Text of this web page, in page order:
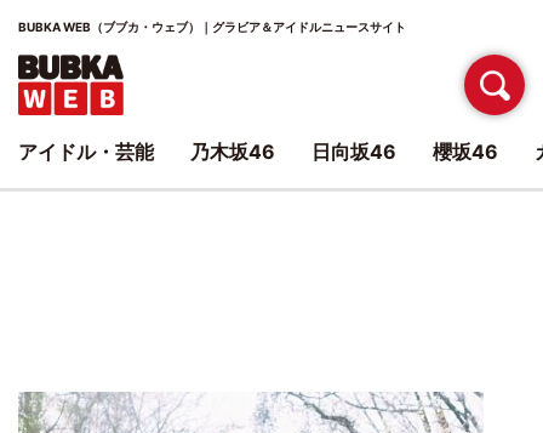
BUBKA WEB（ブブカ・ウェブ）｜グラビア＆アイドルニュースサイト
アイドル・芸能 乃木坂46 日向坂46 櫻坂46